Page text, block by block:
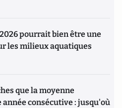
pourrait bien être une
les milieux aquatiques
que la moyenne
consécutive : jusqu'où